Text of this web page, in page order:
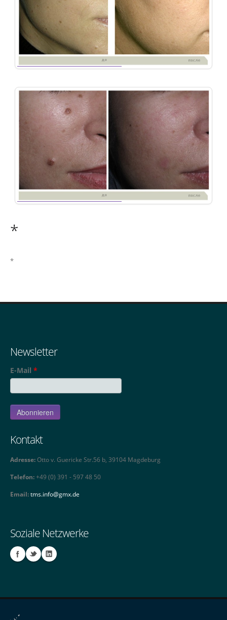
Удаление-новообразований
*
*
Newsletter
E-Mail *
Kontakt
Adresse:Otto v. Guericke Str.56 b, 39104 Magdeburg
Telefon:+49 (0) 391 - 597 48 50
Email:tms.info@gmx.de
Soziale Netzwerke